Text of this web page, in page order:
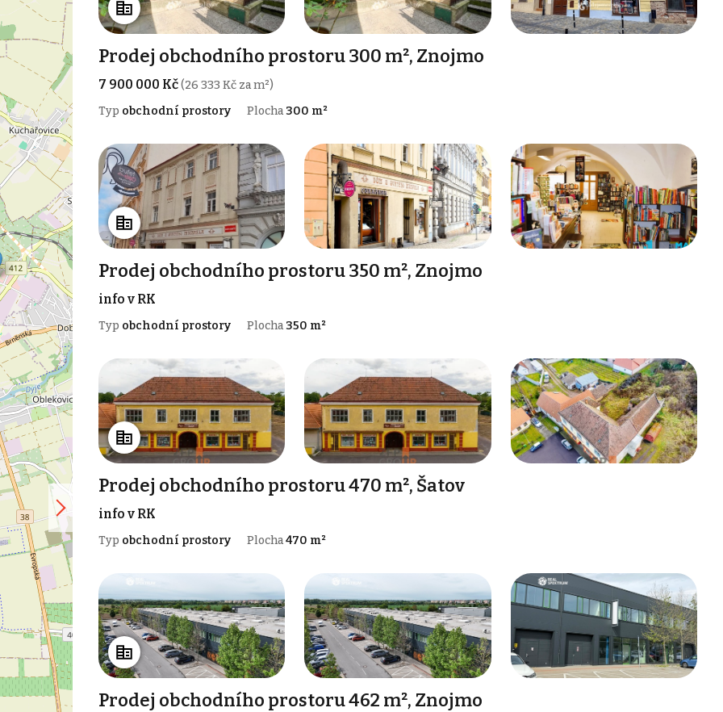
Prodej obchodního prostoru 300 m², Znojmo
7 900 000 Kč(26 333 Kč za m²)
Typ obchodní prostory Plocha 300 m²
Prodej obchodního prostoru 350 m², Znojmo
info v RK
Typ obchodní prostory Plocha 350 m²
Prodej obchodního prostoru 470 m², Šatov
info v RK
Typ obchodní prostory Plocha470 m²
Prodej obchodního prostoru 462 m², Znojmo